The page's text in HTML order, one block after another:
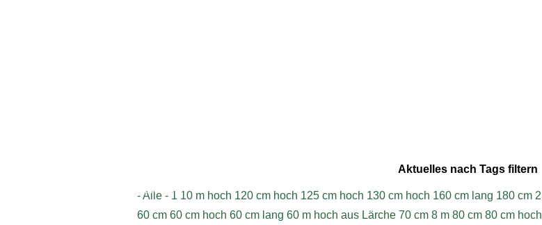
Aktuelles nach Tags filtern
- Alle - 1 10 m hoch 120 cm hoch 125 cm hoch 130 cm hoch 160 cm lang 180 cm 2
60 cm 60 cm hoch 60 cm lang 60 m hoch aus Lärche 70 cm 8 m 80 cm 80 cm hoch
Impressum